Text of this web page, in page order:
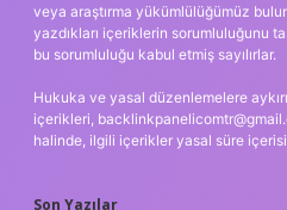
veya araştırma yükümlülüğümüz
yazdıkları içeriklerin sorumluluğunu
bu sorumluluğu kabul etmiş sayılırlar.
Hukuka ve yasal düzenlemelere
içerikleri,
halinde, ilgili içerikler yasal süre
Son Yazılar